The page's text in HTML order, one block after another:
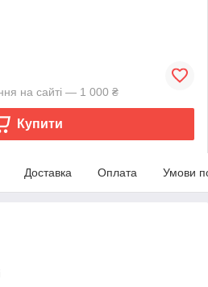
на сайті — 1 000 ₴
Купити
Доставка Оплата Умови